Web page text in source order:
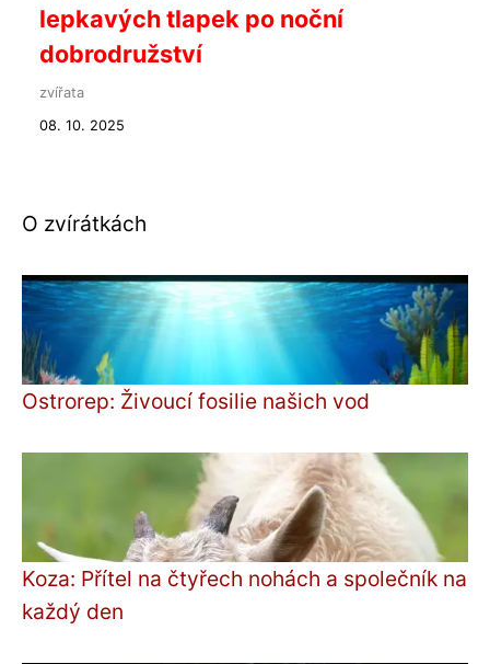
lepkavých tlapek po noční
dobrodružství
zvířata
08. 10. 2025
O zvírátkách
Ostrorep: Živoucí fosilie našich vod
Koza: Přítel na čtyřech nohách a společník na
každý den